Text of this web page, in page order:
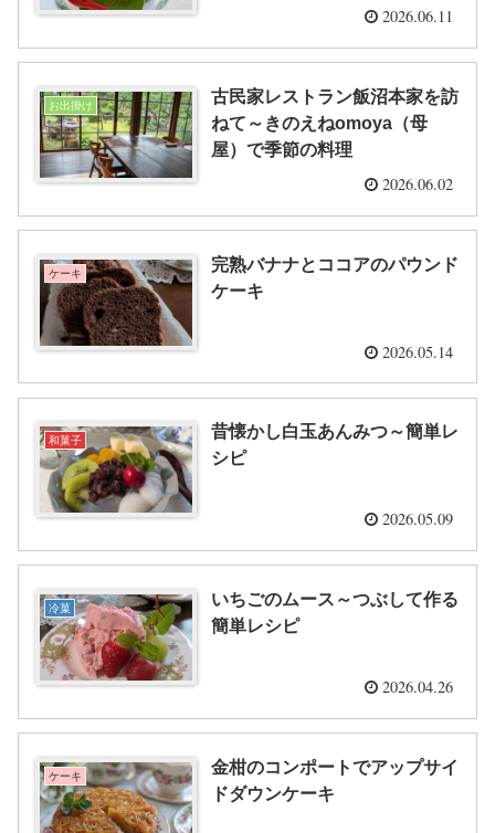
2026.06.11
お出掛け
古民家レストラン飯沼本家を訪
ねて～きのえねomoya（母
屋）で季節の料理
2026.06.02
ケーキ
完熟バナナとココアのパウンド
ケーキ
2026.05.14
和菓子
昔懐かし白玉あんみつ～簡単レ
シピ
2026.05.09
冷菓
いちごのムース～つぶして作る
簡単レシピ
2026.04.26
ケーキ
金柑のコンポートでアップサイ
ドダウンケーキ